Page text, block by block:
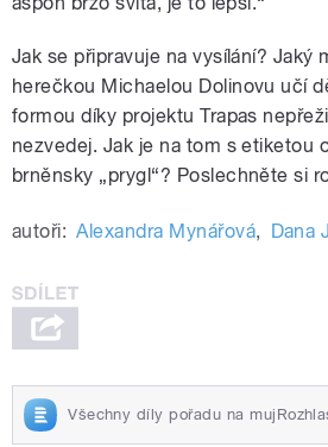
Jak se připravuje na vysílání? Jaký
herečkou Michaelou Dolinovu učí
formou díky projektu Trapas
nezvedej. Jak je na tom s etiketou
brněnsky „prygl“? Poslechněte si
autoři: Alexandra Mynářová, Dana
Všechny díly pořadu na